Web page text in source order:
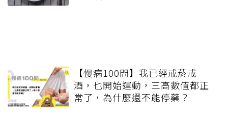
【慢病100問】我已經戒菸戒
酒，也開始運動，三高數值都正
常了，為什麼還不能停藥？